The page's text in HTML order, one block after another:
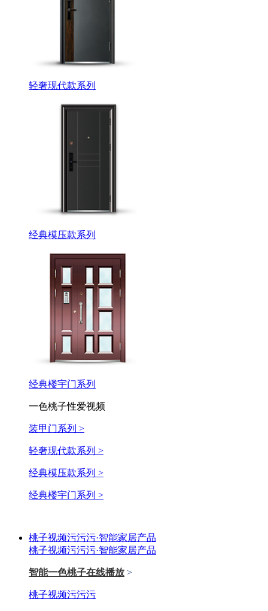
轻奢现代款系列
经典模压款系列
经典楼宇门系列
一色桃子性爱视频
装甲门系列 >
轻奢现代款系列 >
经典模压款系列 >
经典楼宇门系列 >
桃子视频污污污·智能家居产品
桃子视频污污污·智能家居产品
智能一色桃子在线播放 >
桃子视频污污污